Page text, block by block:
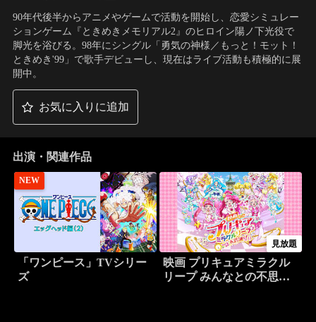
90年代後半からアニメやゲームで活動を開始し、恋愛シミュレー
ションゲーム『ときめきメモリアル2』のヒロイン陽ノ下光役で
脚光を浴びる。98年にシングル「勇気の神様／もっと！モット！
ときめき'99」で歌手デビューし、現在はライブ活動も積極的に展
開中。
お気に入りに追加
出演・関連作品
NEW
「ワンピース」TVシリー
ズ
見放題
映画 プリキュアミラクル
リープ みんなとの不思議